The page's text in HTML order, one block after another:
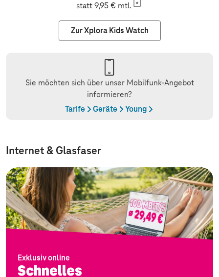
statt 9,95 € mtl.
Zur Xplora Kids Watch
Sie möchten sich über unser Mobilfunk-Angebot
informieren?
Tarife
Geräte Young
Internet & Glasfaser
Exklusiv online
Schnelles